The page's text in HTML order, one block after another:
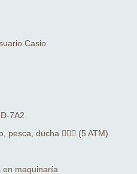
Casio
7A2
ducha 🏊🏻‍♂️ (5 ATM)
maquinaría